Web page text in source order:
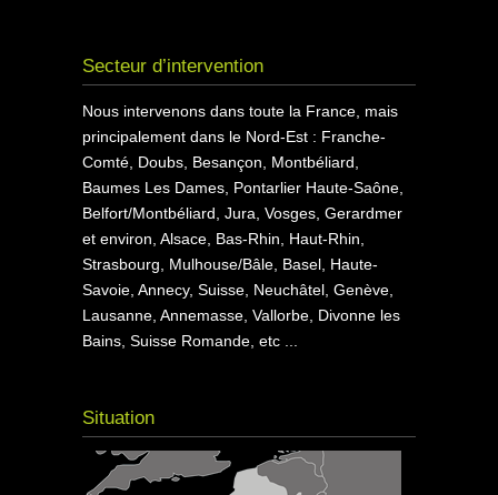
Secteur d’intervention
Nous intervenons dans toute la France, mais
principalement dans le Nord-Est : Franche-
Comté, Doubs, Besançon, Montbéliard,
Baumes Les Dames, Pontarlier Haute-Saône,
Belfort/Montbéliard, Jura, Vosges, Gerardmer
et environ, Alsace, Bas-Rhin, Haut-Rhin,
Strasbourg, Mulhouse/Bâle, Basel, Haute-
Savoie, Annecy, Suisse, Neuchâtel, Genève,
Lausanne, Annemasse, Vallorbe, Divonne les
Bains, Suisse Romande, etc ...
Situation